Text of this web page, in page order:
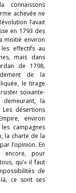
achevée ne
l’avait
en 1793 des
moitié environ
effectifs au
mais dans
de 1798,
de la
le tirage
soixante-
la
désertions
environ
campagnes
la charte de la
l’opinion. En
encore, pour
qu’« il faut
de
ce sont ses